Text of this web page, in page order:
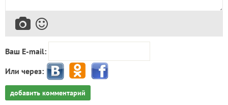
Ваш E-mail:
Или через:
добавить комментарий